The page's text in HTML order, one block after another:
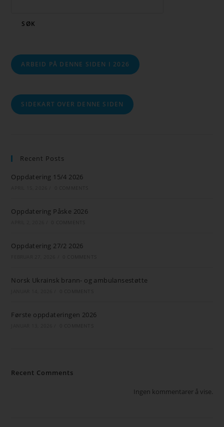
SØK
ARBEID PÅ DENNE SIDEN I 2026
SIDEKART OVER DENNE SIDEN
Recent Posts
Oppdatering 15/4 2026
Oppdatering Påske 2026
Oppdatering 27/2 2026
Norsk Ukrainsk brann- og ambulansestøtte
Første oppdateringen 2026
Recent Comments
Ingen kommentarer å vise.